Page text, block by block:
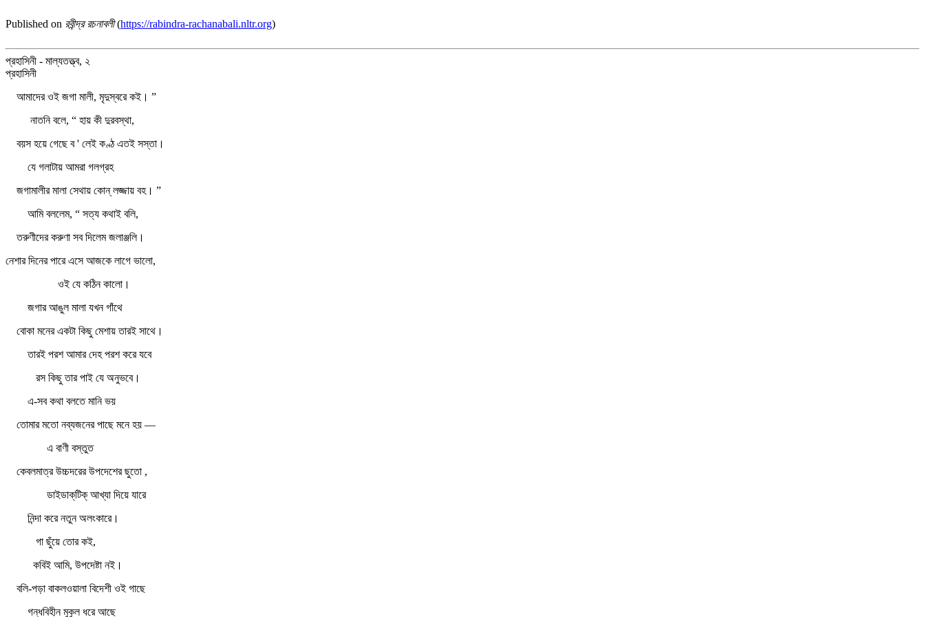
Published on রবীন্দ্র রচনাবলী(https://rabindra-rachanabali.nltr.org)
প্রহাসিনী - মাল্যতত্ত্ব, ২
প্রহাসিনী
আমাদের ওই জগা মালী, মৃদুস্বরে কই। ”
নাতনি বলে, “ হায় কী দুরবস্থা,
বয়স হয়ে গেছে ব ' লেই কণ্ঠ এতই সস্তা।
যে গলাটায় আমরা গলগ্রহ
জগামালীর মালা সেথায় কোন্‌ লজ্জায় বহ। ”
আমি বললেম, “ সত্য কথাই বলি,
তরুণীদের করুণা সব দিলেম জলাঞ্জলি।
নেশার দিনের পারে এসে আজকে লাগে ভালো,
ওই যে কঠিন কালো।
জগার আঙুল মালা যখন গাঁথে
বোকা মনের একটা কিছু মেশায় তারই সাথে।
তারই পরশ আমার দেহ পরশ করে যবে
রস কিছু তার পাই যে অনুভবে।
এ-সব কথা বলতে মানি ভয়
তোমার মতো নব্যজনের পাছে মনে হয় —
এ বাণী বস্তুত
কেবলমাত্র উচ্চদরের উপদেশের ছুতো ,
ডাইডাক্‌টিক্‌ আখ্যা দিয়ে যারে
নিন্দা করে নতুন অলংকারে।
গা ছুঁয়ে তোর কই,
কবিই আমি, উপদেষ্টা নই।
বলি-পড়া বাকলওয়ালা বিদেশী ওই গাছে
গন্ধবিহীন মুকুল ধরে আছে